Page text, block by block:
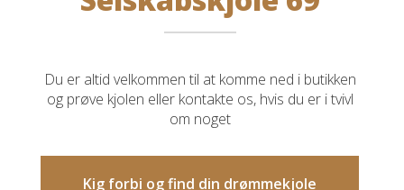
Du er altid velkommen til at komme ned i butikken
og prøve kjolen eller kontakte os, hvis du er i tvivl
om noget
Kig forbi og find din drømmekjole